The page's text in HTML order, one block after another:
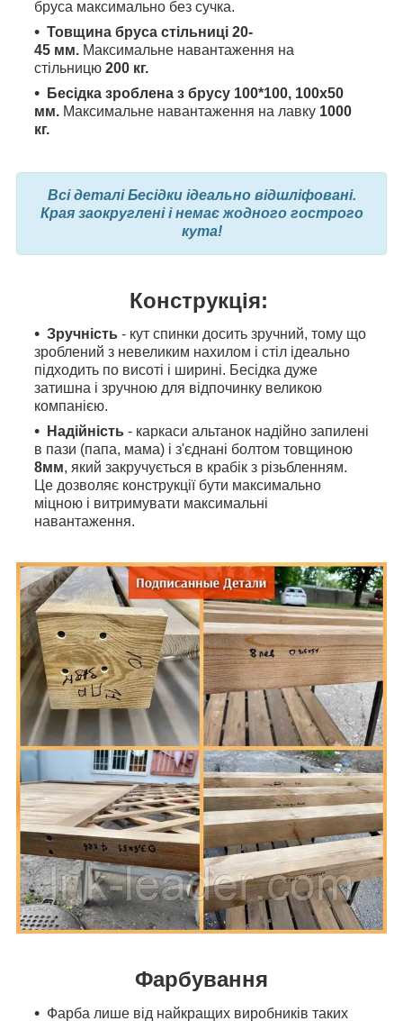
бруса максимально без сучка.
Товщина бруса стільниці 20-
45 мм. Максимальне навантаження на
стільницю 200 кг.
Бесідка зроблена з брусу 100*100, 100x50
мм. Максимальне навантаження на лавку 1000
кг.
Всі деталі Бесідки ідеально відшліфовані.
Края заокруглені і немає жодного гострого
кута!
Конструкція:
Зручність - кут спинки досить зручний, тому що
зроблений з невеликим нахилом і стіл ідеально
підходить по висоті і ширині. Бесідка дуже
затишна і зручною для відпочинку великою
компанією.
Надійність - каркаси альтанок надійно запилені
в пази (папа, мама) і з'єднані болтом товщиною
8мм, який закручується в крабік з різьбленням.
Це дозволяє конструкції бути максимально
міцною і витримувати максимальні
навантаження.
Фарбування
Фарба лише від найкращих виробників таких